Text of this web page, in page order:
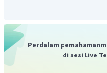
Perdalam
di sesi Live